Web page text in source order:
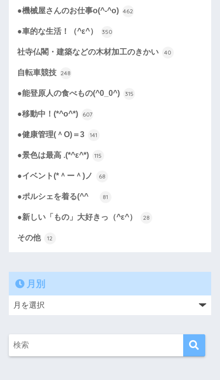
●機械屋さんのお仕事o(^-^o) 462
●車的な生活！（^ε^） 350
社寺仏閣・建築などの木材加工のきかい 40
自転車競技 248
●能登原人の食べもの(^0_0^) 315
●移動中！(*^o^*) 607
●健康管理(＾O)＝3 141
●景色は最高 .(*^ε^*) 115
●イベント(*＾ー＾)ノ 68
●ポルシェを着る(^^ゞ 81
●新しい「もの」大好きっ（^ε^） 28
その他 12
月別